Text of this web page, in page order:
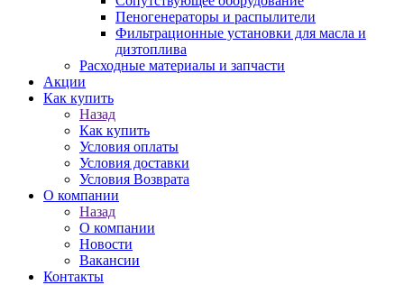
Пеногенераторы и распылители
Фильтрационные установки для масла и
дизтоплива
Расходные материалы и запчасти
Акции
Как купить
Назад
Как купить
Условия оплаты
Условия доставки
Условия Возврата
О компании
Назад
О компании
Новости
Вакансии
Контакты